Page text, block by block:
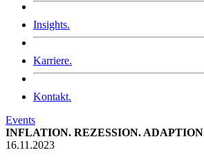
Insights.
Karriere.
Kontakt.
Events
INFLATION. REZESSION. ADAPTION
16.11.2023